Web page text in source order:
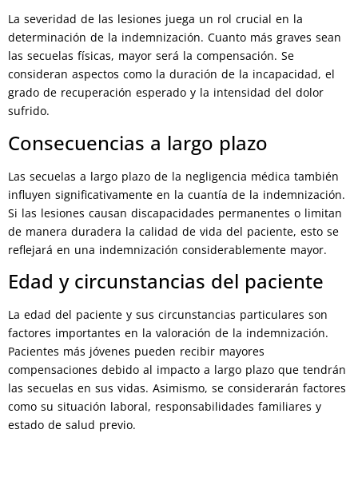
La severidad de las lesiones juega un rol crucial en la
determinación de la indemnización. Cuanto más graves sean
las secuelas físicas, mayor será la compensación. Se
consideran aspectos como la duración de la incapacidad, el
grado de recuperación esperado y la intensidad del dolor
sufrido.
Consecuencias a largo plazo
Las secuelas a largo plazo de la negligencia médica también
influyen significativamente en la cuantía de la indemnización.
Si las lesiones causan discapacidades permanentes o limitan
de manera duradera la calidad de vida del paciente, esto se
reflejará en una indemnización considerablemente mayor.
Edad y circunstancias del paciente
La edad del paciente y sus circunstancias particulares son
factores importantes en la valoración de la indemnización.
Pacientes más jóvenes pueden recibir mayores
compensaciones debido al impacto a largo plazo que tendrán
las secuelas en sus vidas. Asimismo, se considerarán factores
como su situación laboral, responsabilidades familiares y
estado de salud previo.